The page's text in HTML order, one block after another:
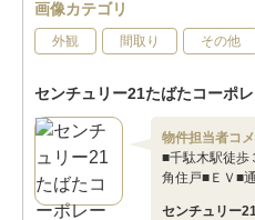
画像カテゴリ
外観 間取り その他
センチュリー21たばたコーポ
物件担当者コ
■千駄木駅徒歩
角住戸■ＥＶ■
センチュリー